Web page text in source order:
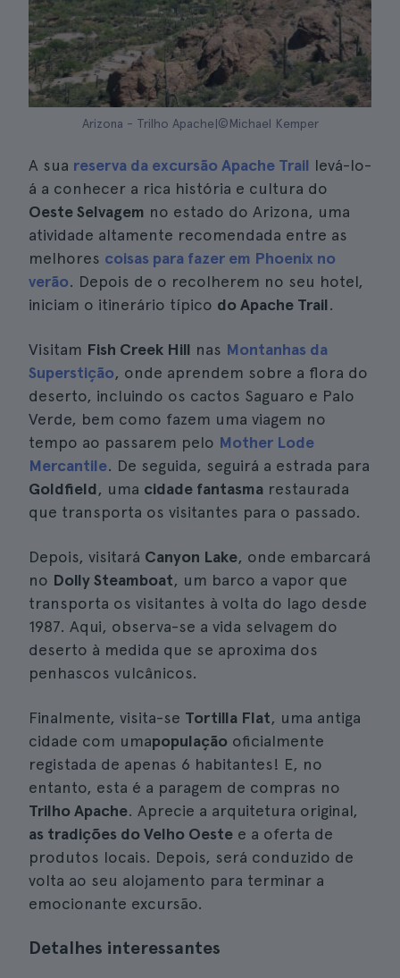
Arizona - Trilho Apache|©Michael Kemper
A sua reserva da excursão Apache Trail levá-lo-
á a conhecer a rica história e cultura do
Oeste Selvagem no estado do Arizona, uma
atividade altamente recomendada entre as
melhores coisas para fazer em Phoenix no
verão. Depois de o recolherem no seu hotel,
iniciam o itinerário típico do Apache Trail.
Visitam Fish Creek Hill nas Montanhas da
Superstição, onde aprendem sobre a flora do
deserto, incluindo os cactos Saguaro e Palo
Verde, bem como fazem uma viagem no
tempo ao passarem pelo Mother Lode
Mercantile. De seguida, seguirá a estrada para
Goldfield, uma cidade fantasma restaurada
que transporta os visitantes para o passado.
Depois, visitará Canyon Lake, onde embarcará
no Dolly Steamboat, um barco a vapor que
transporta os visitantes à volta do lago desde
1987. Aqui, observa-se a vida selvagem do
deserto à medida que se aproxima dos
penhascos vulcânicos.
Finalmente, visita-se Tortilla Flat, uma antiga
cidade com umapopulação oficialmente
registada de apenas 6 habitantes! E, no
entanto, esta é a paragem de compras no
Trilho Apache. Aprecie a arquitetura original,
as tradições do Velho Oeste e a oferta de
produtos locais. Depois, será conduzido de
volta ao seu alojamento para terminar a
emocionante excursão.
Detalhes interessantes